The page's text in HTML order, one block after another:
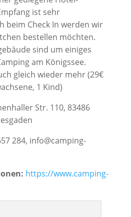
ist sehr
beim Check In werden wir
bestellen möchten.
sind um einiges
am Königssee.
gleich wieder mehr (29€
1 Kind)
Str. 110, 83486
284, info@camping-
https://www.camping-